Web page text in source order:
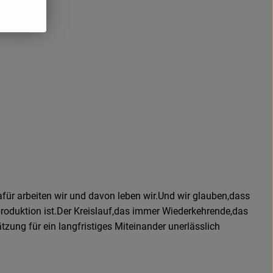
arbeiten wir und davon leben wir.Und wir glauben,dass
ist.Der Kreislauf,das immer Wiederkehrende,das
für ein langfristiges Miteinander unerlässlich